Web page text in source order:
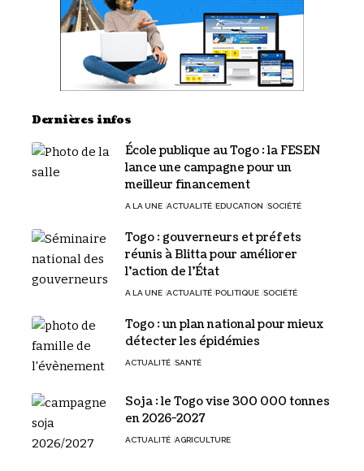
Dernières infos
École publique au Togo : la FESEN
lance une campagne pour un
meilleur financement
A LA UNE ACTUALITÉ EDUCATION SOCIÉTÉ
Togo : gouverneurs et préfets
réunis à Blitta pour améliorer
l’action de l’État
A LA UNE ACTUALITÉ POLITIQUE SOCIÉTÉ
Togo : un plan national pour mieux
détecter les épidémies
ACTUALITÉ SANTÉ
Soja : le Togo vise 300 000 tonnes
en 2026-2027
ACTUALITÉ AGRICULTURE